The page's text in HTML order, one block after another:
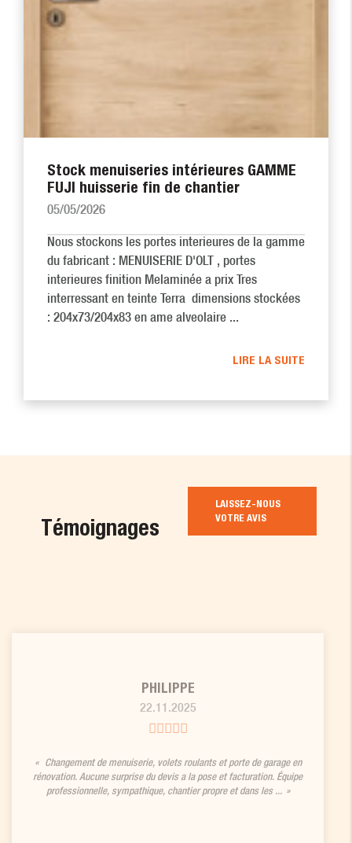
Stock menuiseries intérieures GAMME
FUJI huisserie fin de chantier
05/05/2026
Nous stockons les portes interieures de la gamme
du fabricant : MENUISERIE D'OLT , portes
interieures finition Melaminée a prix Tres
interressant en teinte Terra dimensions stockées
: 204x73/204x83 en ame alveolaire ...
LIRE LA SUITE
Témoignages
LAISSEZ-NOUS
VOTRE AVIS
PHILIPPE
22.11.2025
Changement de menuiserie, volets roulants et porte de garage en
rénovation. Aucune surprise du devis a la pose et facturation. Équipe
professionnelle, sympathique, chantier propre et dans les ...